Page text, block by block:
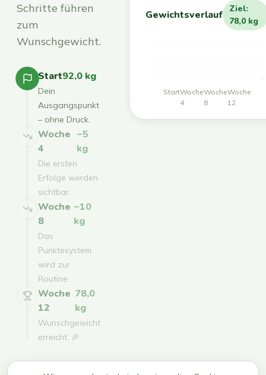
Schritte führen
zum
Wunschgewicht.
Start92,0 kg
Dein
Ausgangspunkt
– ohne Druck.
Woche
4
−5
kg
Die ersten
Erfolge werden
sichtbar.
Woche
8
−10
kg
Das
Punktesystem
wird zur
Routine.
Woche
12
78,0
kg
Wunschgewicht
erreicht. 🎉
Gewichtsverlauf
Ziel:
78,0 kg
StartWoche
4
Woche
8
Woche
12